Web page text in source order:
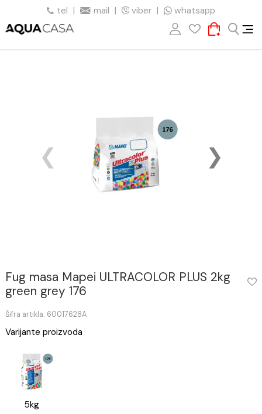
tel | mail | viber | whatsapp
Fug masa Mapei ULTRACOLOR PLUS 2kg
green grey 176
Varijante proizvoda